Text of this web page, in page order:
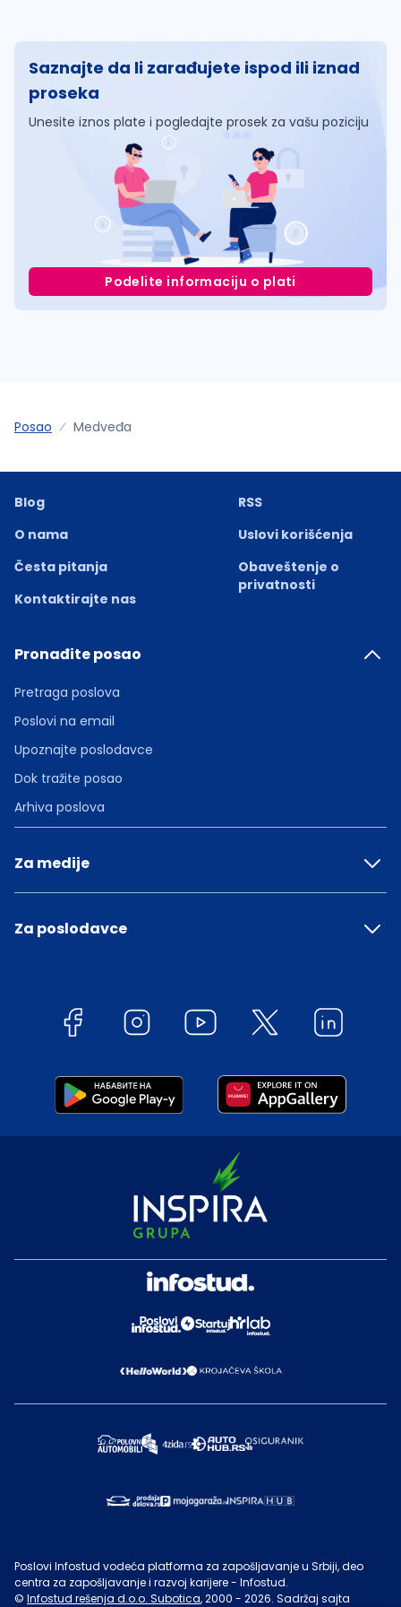
Saznajte da li zarađujete ispod ili iznad
proseka
Unesite iznos plate i pogledajte prosek za vašu poziciju
Podelite informaciju o plati
Posao Medveđa
Blog
O nama
Česta pitanja
Kontaktirajte nas
RSS
Uslovi korišćenja
Obaveštenje o
privatnosti
Pronađite posao
Pretraga poslova
Poslovi na email
Upoznajte poslodavce
Dok tražite posao
Arhiva poslova
Za medije
Za poslodavce
Poslovi Infostud vodeća platforma za zapošljavanje u Srbiji, deo
centra za zapošljavanje i razvoj karijere - Infostud.
© Infostud rešenja d.o.o. Subotica, 2000 - 2026. Sadržaj sajta